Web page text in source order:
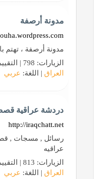
مدونة أرصفة
مدونة أرصفة ، تهتم
الزيارات: 798 | التقييم: 0 | المقيّمين: 0 | الدولة:
العراق | اللغة: عربي
دردشة عراقية
http://iraqchatt.net
رسائل , مسجات ,
عراقيه
الزيارات: 813 | التقييم: 0 | المقيّمين: 0 | الدولة:
العراق | اللغة: عربي